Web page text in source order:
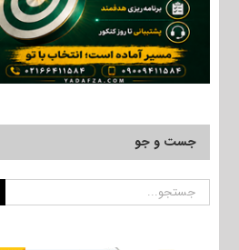
جست و جو
جستجو